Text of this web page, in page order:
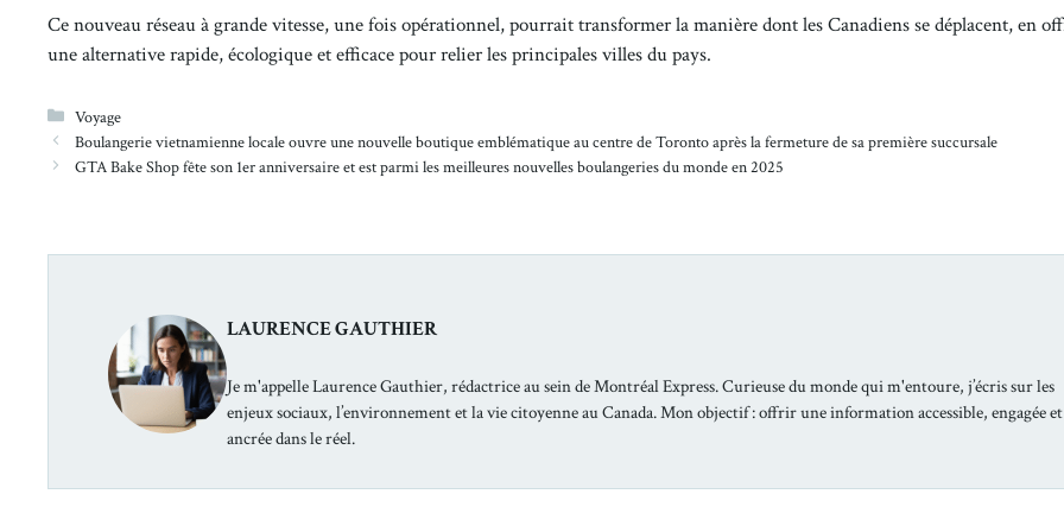
Ce nouveau réseau à grande vitesse, une fois opérationnel, pourrait transformer la manière dont les Canadiens se déplacent, en
une alternative rapide, écologique et efficace pour relier les principales villes du pays.
Catégories
Voyage
Boulangerie vietnamienne locale ouvre une nouvelle boutique emblématique au centre de Toronto après la fermeture de sa première succursale
GTA Bake Shop fête son 1er anniversaire et est parmi les meilleures nouvelles boulangeries du monde en 2025
LAURENCE GAUTHIER
Je m'appelle Laurence Gauthier, rédactrice au sein de Montréal Express. Curieuse du monde qui m'entoure, j’écris sur les
enjeux sociaux, l’environnement et la vie citoyenne au Canada. Mon objectif : offrir une information accessible, engagée et
ancrée dans le réel.